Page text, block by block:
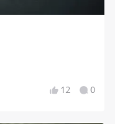
12 0